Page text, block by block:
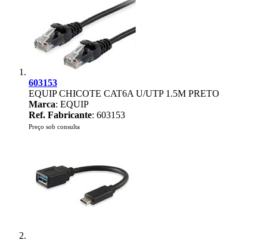
603153
EQUIP CHICOTE CAT6A U/UTP 1.5M PRETO
Marca: EQUIP
Ref. Fabricante: 603153
Preço sob consulta